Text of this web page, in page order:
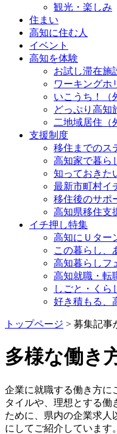
観光・楽しみ
住まい
高知に住む人
イベント
高知を体験
お試し滞在施
ワーキングホ
いこうち！（
どっぷり高知
二地域居住（
支援制度
移住までのス
高知家で暮ら
知っておきた
最新市町村イ
移住後のサポ
高知県移住支
イチ押し特集
高知にＵター
この暮らし、
高知暮らしフ
高知就職・転
しごと・くら
好き積もる、
トップページ > 募集記事
多様な働き
企業に就職する働き方に
タイルや、理想とする働
ために、県内の企業求人
にしてご紹介しています。